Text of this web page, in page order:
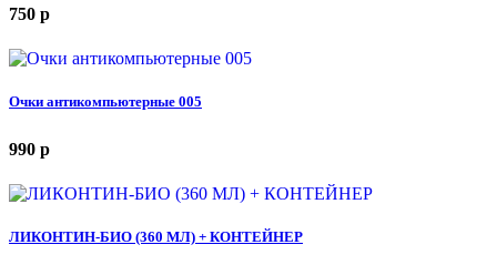
750 p
Очки антикомпьютерные 005
990 p
ЛИКОНТИН-БИО (360 МЛ) + КОНТЕЙНЕР